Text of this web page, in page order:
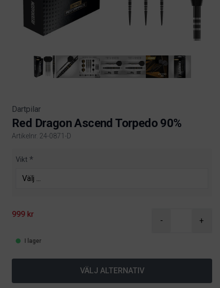
Dartpilar
Red Dragon Ascend Torpedo 90%
Artikelnr. 24-0871-D
Product information
Vikt
999 kr
- +
I lager
VÄLJ ALTERNATIV